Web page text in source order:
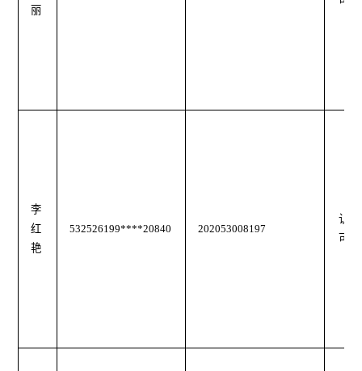
丽
李
红
艳
532526199****20840 202053008197
认
可